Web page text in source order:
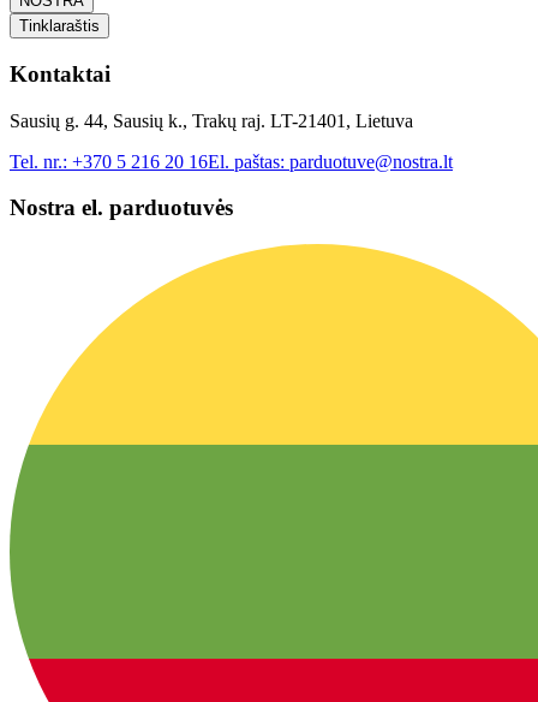
Tinklaraštis
Kontaktai
Sausių g. 44, Sausių k., Trakų raj. LT-21401, Lietuva
Tel. nr.: +370 5 216 20 16El. paštas: parduotuve@nostra.lt
Nostra el. parduotuvės